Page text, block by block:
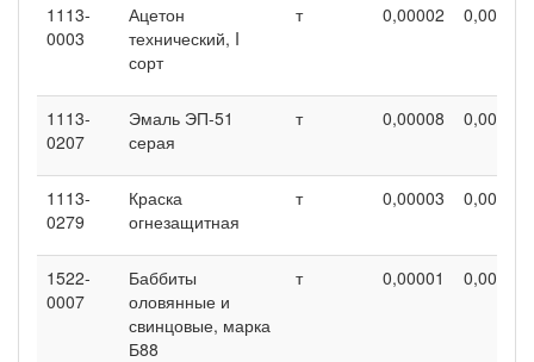
1113-
0003
Ацетон
технический, I
сорт
т 0,00002 0,00002
1113-
0207
Эмаль ЭП-51
серая
т 0,00008 0,00008
1113-
0279
Краска
огнезащитная
т 0,00003 0,00003
1522-
0007
Баббиты
оловянные и
свинцовые, марка
Б88
т 0,00001 0,00001